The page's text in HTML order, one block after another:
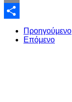
Email
Share
Προηγούμενο
Επόμενο